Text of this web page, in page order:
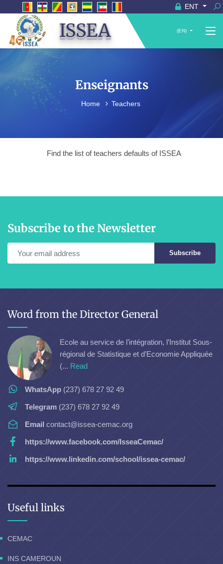
ENT
ISSEA (EN)
Enseignants
Home Teachers
Find the list of teachers defaults of ISSEA
Subscribe to the Newsletter
Subscribe
Word from the Director General
Ecole au service de l’intégration, l’Institut Sous-
régional de Statistique et d’Economie Appliquée
(... Read
WhatsApp (237) 678 27 92 49
Telegram (237) 678 27 92 49
Email contact@issea-cemac.org
https://www.facebook.com/IsseaCemac/
https://www.linkedin.com/school/issea-cemac/
Useful links
CEMAC
INS CAMEROUN